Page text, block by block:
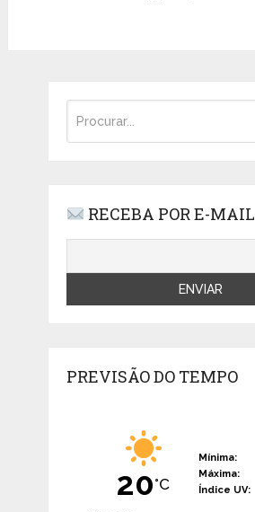
RECEBA POR E-MAIL
PREVISÃO DO TEMPO
20°C
Mínima:
Máxima:
Índice UV: